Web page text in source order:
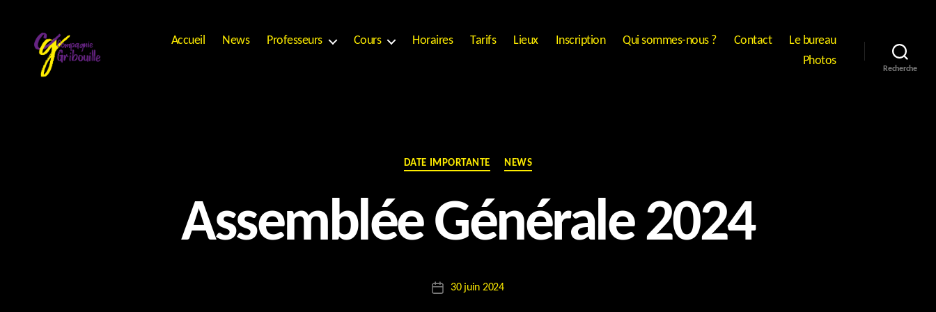
Accueil News Professeurs Cours Horaires Tarifs Lieux Inscription Qui sommes-nous ? Contact
Le bureau
Photos
Recherche
Catégories
DATE IMPORTANTE NEWS
Assemblée Générale 2024
Auteur
P
E
Date30 juin 2024